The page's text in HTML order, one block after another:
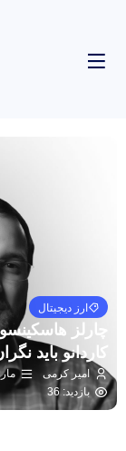
ارز دیجیتال
چارلز
کاردانو باید
امیر کرمی مارس
بازدید: 36